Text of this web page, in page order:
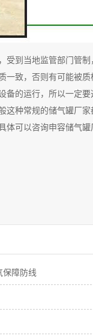
受到当地监管部门管
致，否则有可能被
的运行，所以一定
种常规的储气罐厂
可以咨询申容储气罐
保障防线